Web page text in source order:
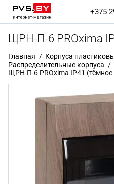
+375
ЩРН-П-6 PROxima
Главная
Корпуса
Распределительные корпуса
ЩРН-П-6 PROxima IP41 (тёмное